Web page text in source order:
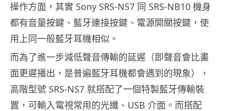
操作方面，其實 Sony SRS-NS7 同 SRS-NB10 機身
都有音量按鍵、藍牙連接按鍵、電源開關按鍵，使
用上同一般藍牙耳機相似。
而為了進一步減低聲音傳輸的延遲（即聲音會比畫
面更遲播出，是普遍藍牙耳機都會遇到的現象），
高階型號 SRS-NS7 就搭配了一個特製藍牙傳輸裝
置，可輸入電視常用的光纖、USB 介面。而搭配